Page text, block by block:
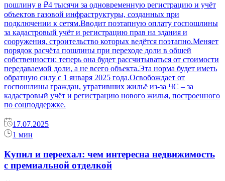
пошлину в ₽4 тысячи за одновременную регистрацию и учёт
объектов газовой инфраструктуры, созданных при
подключении к сетям.Вводит поэтапную оплату госпошлины
за кадастровый учёт и регистрацию прав на здания и
сооружения, строительство которых ведётся поэтапно.Меняет
порядок расчёта пошлины при переходе доли в общей
собственности: теперь она будет рассчитываться от стоимости
передаваемой доли, а не всего объекта.Эта норма будет иметь
обратную силу с 1 января 2025 года.Освобождает от
госпошлины граждан, утративших жильё из-за ЧС – за
кадастровый учёт и регистрацию нового жилья, построенного
по соцподдержке.
17.07.2025
1 мин
Купил и переехал: чем интересна недвижимость
с премиальной отделкой